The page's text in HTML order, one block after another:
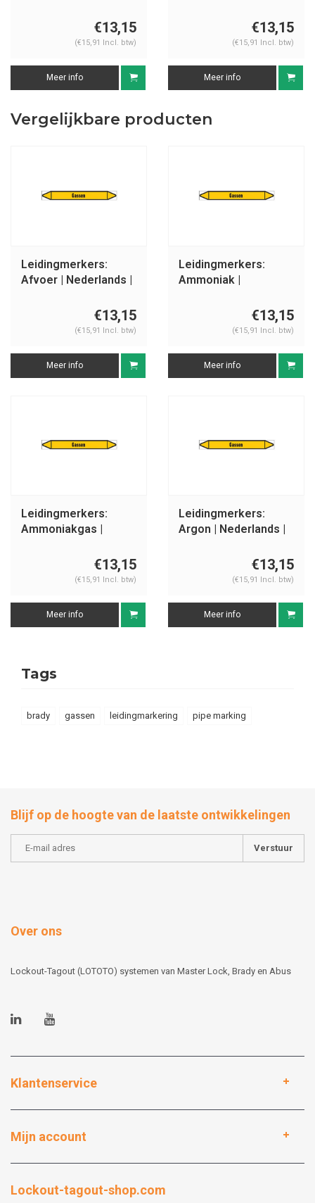
€13,15
(€15,91 Incl. btw)
Meer info
€13,15
(€15,91 Incl. btw)
Meer info
Vergelijkbare producten
Leidingmerkers:
Afvoer | Nederlands |
€13,15
(€15,91 Incl. btw)
Meer info
Leidingmerkers:
Ammoniak |
€13,15
(€15,91 Incl. btw)
Meer info
Leidingmerkers:
Ammoniakgas |
€13,15
(€15,91 Incl. btw)
Meer info
Leidingmerkers:
Argon | Nederlands |
€13,15
(€15,91 Incl. btw)
Meer info
Tags
brady gassen leidingmarkering pipe marking
Blijf op de hoogte van de laatste ontwikkelingen
Verstuur
Over ons
Lockout-Tagout (LOTOTO) systemen van Master Lock, Brady en Abus
Klantenservice
Mijn account
Lockout-tagout-shop.com